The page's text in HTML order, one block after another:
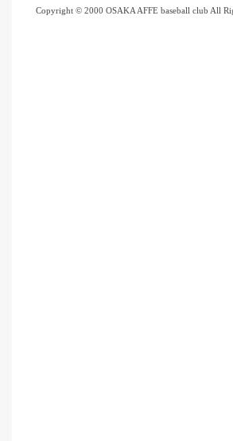
Copyright © 2000 OSAKA AFFE baseball club All